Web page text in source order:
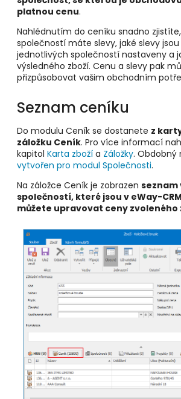
platnou cenu.
Nahlédnutím do ceníku snadno
společností máte slevy, jaké slevy
jednotlivých společností nastaveny a
výsledného zboží. Cenu a slevy pak
přizpůsobovat vašim obchodním
Seznam ceníku
Do modulu Ceník se dostanete z
záložku Ceník. Pro více informací
kapitol Karta zboží a Záložky. Obdobný
vytvořen pro modul Společnosti.
Na záložce Ceník je zobrazen seznam
společností, které jsou v eWay-CRM
můžete upravovat ceny zvoleného